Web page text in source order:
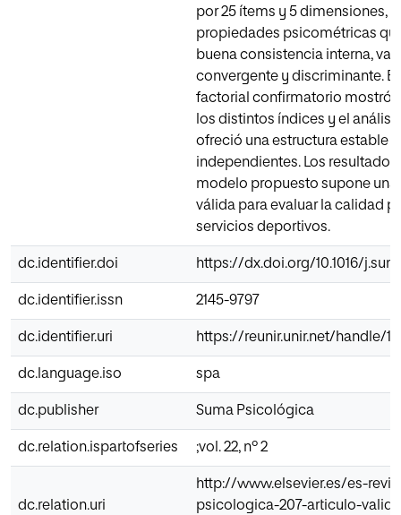
por 25 ítems y 5 dimensiones,
propiedades psicométricas
buena consistencia interna,
convergente y discriminante.
factorial confirmatorio mostró
los distintos índices y el
ofreció una estructura estable
independientes. Los
modelo propuesto supone una
válida para evaluar la calidad
servicios deportivos.
dc.identifier.doi https://dx.doi.org/10.1016/
dc.identifier.issn 2145-9797
dc.identifier.uri https://reunir.unir.net/handle/
dc.language.iso spa
dc.publisher Suma Psicológica
dc.relation.ispartofseries ;vol. 22, nº 2
dc.relation.uri
http://www.elsevier.es/es-
psicologica-207-articulo-